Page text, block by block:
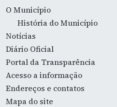
O Município
História do Município
Notícias
Diário Oficial
Portal da Transparência
Acesso a informação
Endereços e contatos
Mapa do site